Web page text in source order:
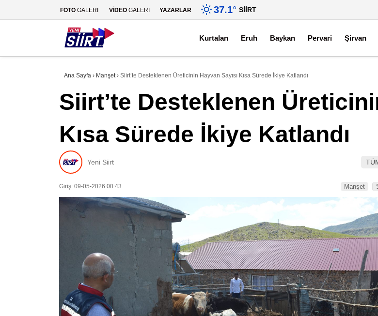
FOTO GALERİ VİDEO GALERİ YAZARLAR 37.1° SIIRT
Kurtalan Eruh Baykan Pervari Şirvan
Ana Sayfa › Manşet› Siirt’te Desteklenen Üreticinin Hayvan Sayısı Kısa Sürede İkiye Katlandı
Siirt’te Desteklenen
Kısa Sürede İkiye Katlandı
Yeni Siirt
Giriş: 09-05-2026 00:43 Manşet